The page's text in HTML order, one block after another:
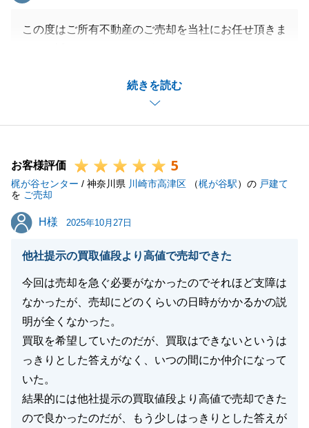
続きを読む
この度はご所有不動産のご売却を当社にお任せ頂きま
たと思っております。
また何かお手伝いできることがございましたら、お気
軽にお声がけ頂ければと思います。
お客様評価 5
梶が谷センター / 神奈川県 川崎市高津区 （梶が谷駅）の 戸建て
を ご売却
H様
H様 2025年10月27日
他社提示の買取値段より高値で売却できた
今回は売却を急ぐ必要がなかったのでそれほど支障は
なかったが、売却にどのくらいの日時がかかるかの説
明が全くなかった。
買取を希望していたのだが、買取はできないというは
っきりとした答えがなく、いつの間にか仲介になって
いた。
結果的には他社提示の買取値段より高値で売却できた
ので良かったのだが、もう少しはっきりとした答えが